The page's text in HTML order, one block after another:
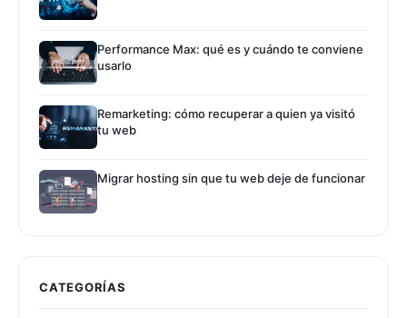
Performance Max: qué es y cuándo te conviene
usarlo
Remarketing: cómo recuperar a quien ya visitó
tu web
Migrar hosting sin que tu web deje de funcionar
CATEGORÍAS